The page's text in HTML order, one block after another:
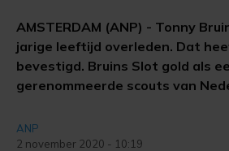
AMSTERDAM (ANP) - Tonny
jarige leeftijd overleden. Dat
bevestigd. Bruins Slot gold als
gerenommeerde scouts van
ANP
2 november 2020 - 10:19